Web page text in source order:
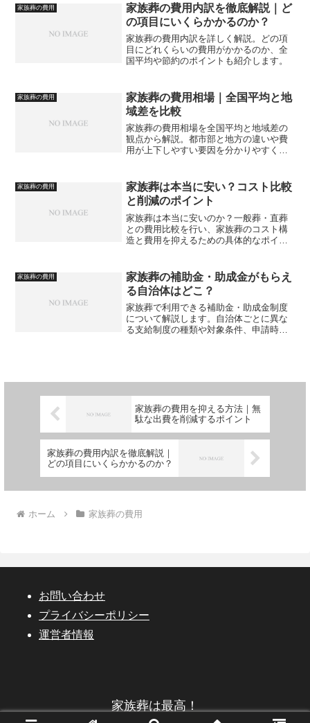
家族葬の費用
家族葬の費用内訳を徹底解説｜ど
の項目にいくらかかるのか？
家族葬の費用内訳を詳しく解説。どの項
目にどれくらいの費用がかかるのか、全
国平均や節約のポイントも紹介します。
家族葬の費用
家族葬の費用相場｜全国平均と地
域差を比較
家族葬の費用相場を全国平均と地域差の
観点から解説。都市部と地方の違いや費
用が上下しやすい要因を分かりやすくま
家族葬の費用
家族葬は本当に安い？コスト比較
と削減のポイント
家族葬は本当に安いのか？一般葬・直葬
との費用比較を行い、家族葬のコスト構
造と費用を抑えるための具体的なポイン
家族葬の費用
家族葬の補助金・助成金がもらえ
る自治体はどこ？
家族葬で利用できる補助金・助成金制度
について解説します。自治体ごとに異な
る支給制度の種類や対象条件、申請時の
家族葬の費用を抑える方法｜無
駄な出費を削減するポイント
家族葬の費用内訳を徹底解説｜
どの項目にいくらかかるのか？
ホーム 家族葬の費用
お問い合わせ
プライバシーポリシー
運営者情報
家族葬は最高！